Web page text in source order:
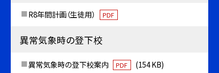
R8年間計画（生徒用） PDF
異常気象時の登下校
異常気象時の登下校案内 PDF (154 KB)